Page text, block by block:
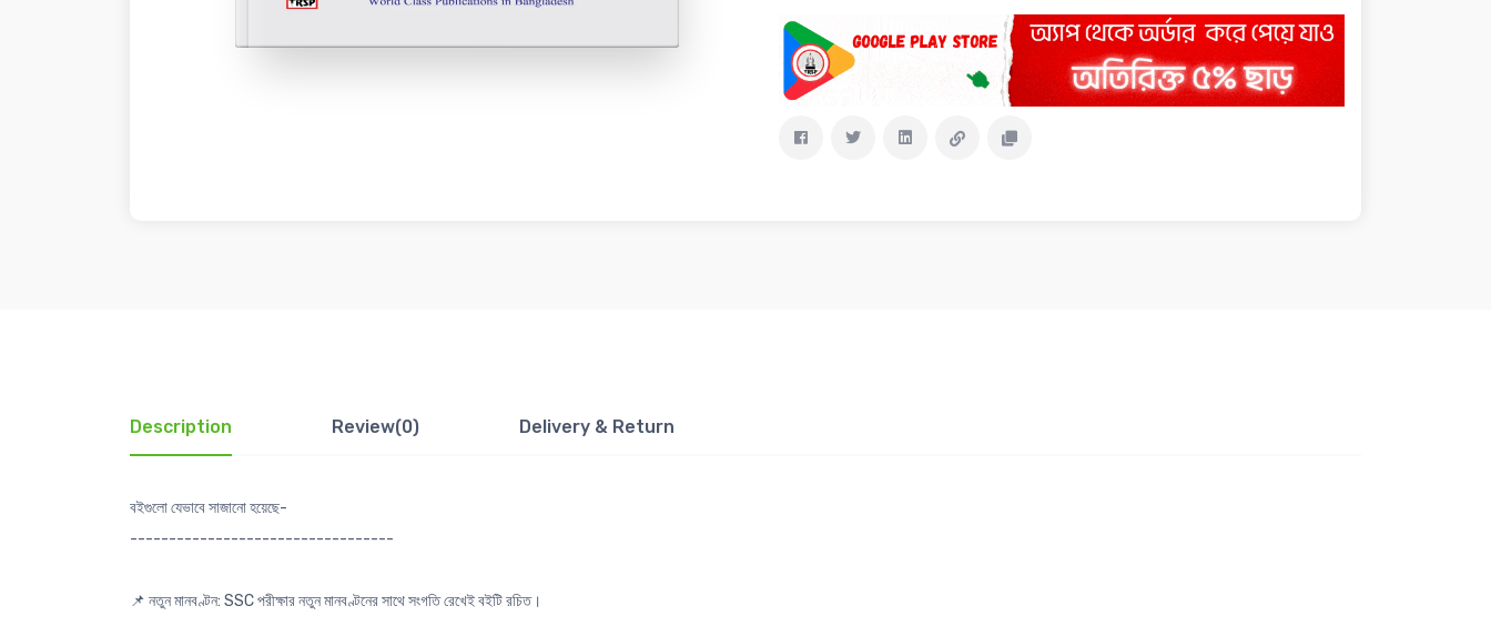
Description Review(0) Delivery & Return
বইগুলো যেভাবে সাজানো হয়েছে-
----------------------------------
📌 নতুন মানবণ্টন: SSC পরীক্ষার নতুন মানবণ্টনের সাথে সংগতি রেখেই বইটি রচিত।